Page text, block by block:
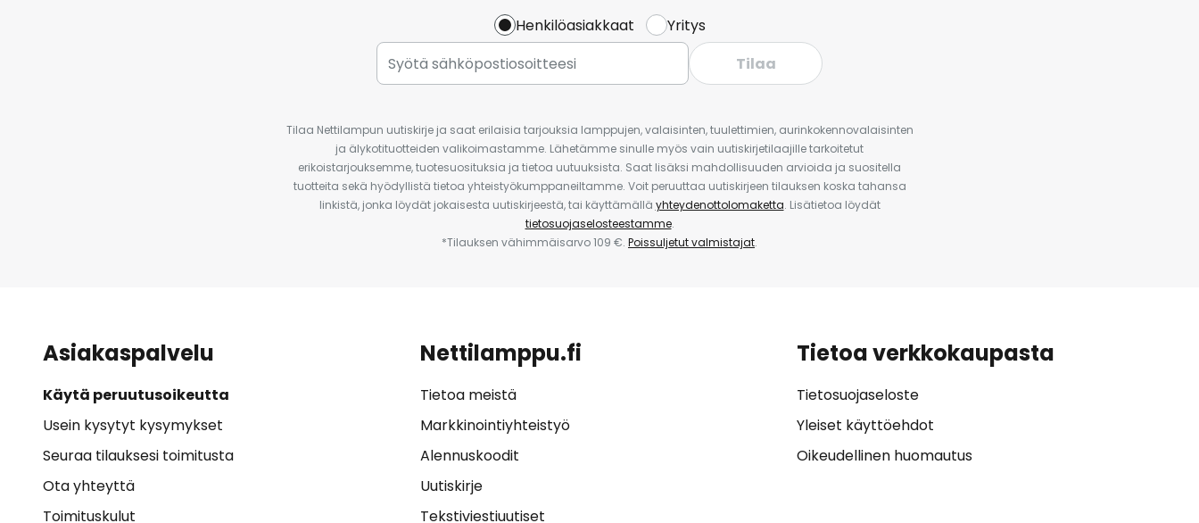
Henkilöasiakkaat
Yritys
Tilaa
Tilaa Nettilampun uutiskirje ja saat erilaisia tarjouksia lamppujen, valaisinten, tuulettimien, aurinkokennovalaisinten
ja älykotituotteiden valikoimastamme. Lähetämme sinulle myös vain uutiskirjetilaajille tarkoitetut
erikoistarjouksemme, tuotesuosituksia ja tietoa uutuuksista. Saat lisäksi mahdollisuuden arvioida ja suositella
tuotteita sekä hyödyllistä tietoa yhteistyökumppaneiltamme. Voit peruuttaa uutiskirjeen tilauksen koska tahansa
linkistä, jonka löydät jokaisesta uutiskirjeestä, tai käyttämällä yhteydenottolomaketta. Lisätietoa löydät
tietosuojaselosteestamme.
*Tilauksen vähimmäisarvo 109 €. Poissuljetut valmistajat.
Asiakaspalvelu
Käytä peruutusoikeutta
Usein kysytyt kysymykset
Seuraa tilauksesi toimitusta
Ota yhteyttä
Toimituskulut
Nettilamppu.fi
Tietoa meistä
Markkinointiyhteistyö
Alennuskoodit
Uutiskirje
Tekstiviestiuutiset
Tietoa verkkokaupasta
Tietosuojaseloste
Yleiset käyttöehdot
Oikeudellinen huomautus